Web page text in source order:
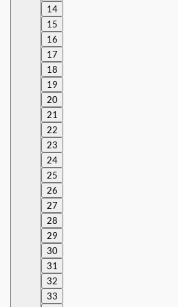
14
15
16
17
18
19
20
21
22
23
24
25
26
27
28
29
30
31
32
33